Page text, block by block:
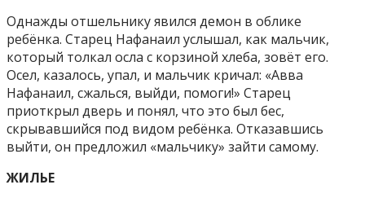
Однажды отшельнику явился демон в облике
ребёнка. Старец Нафанаил услышал, как мальчик,
который толкал осла с корзиной хлеба, зовёт его.
Осел, казалось, упал, и мальчик кричал: «Авва
Нафанаил, сжалься, выйди, помоги!» Старец
приоткрыл дверь и понял, что это был бес,
скрывавшийся под видом ребёнка. Отказавшись
выйти, он предложил «мальчику» зайти самому.
ЖИЛЬЕ